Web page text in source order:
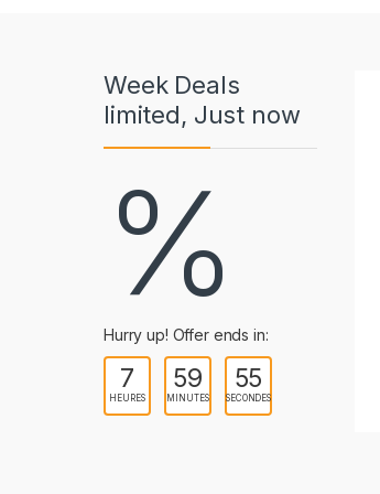
Week Deals
limited, Just now
%
Hurry up! Offer ends in:
7
HEURES
59
MINUTES
53
SECONDES